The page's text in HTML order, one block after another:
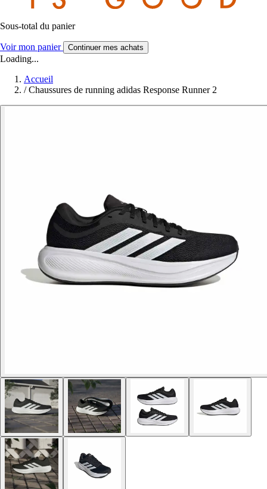
Sous-total du panier
Voir mon panier Continuer mes achats
Loading...
Accueil
/ Chaussures de running adidas Response Runner 2